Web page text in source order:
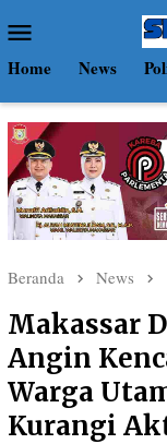
ke
kontenMobile
Home News
Beranda News
Makassar
Angin
Warga
Kurangi